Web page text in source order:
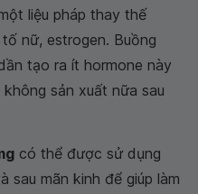
liệu pháp thay thế
nữ, estrogen. Buồng
tạo ra ít hormone này
sản xuất nữa sau
có thể được sử dụng
sau mãn kinh để giúp làm